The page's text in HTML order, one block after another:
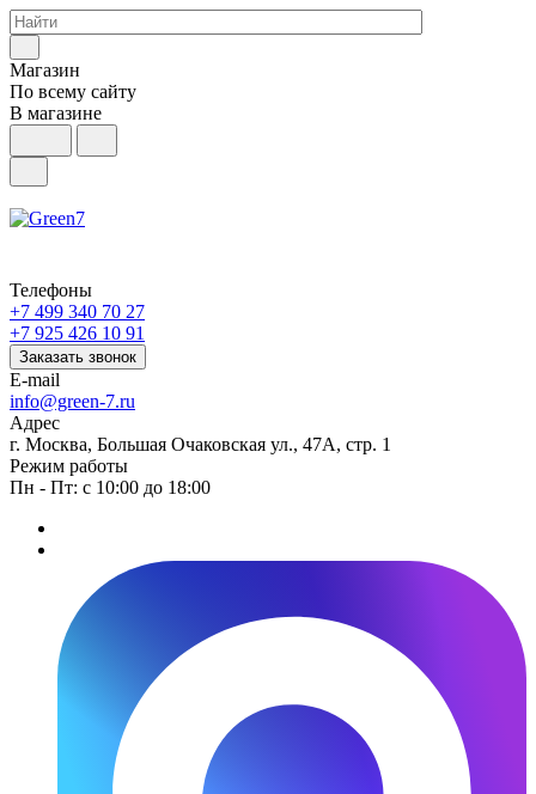
Магазин
По всему сайту
В магазине
Телефоны
+7 499 340 70 27
+7 925 426 10 91
Заказать звонок
E-mail
info@green-7.ru
Адрес
г. Москва, Большая Очаковская ул., 47А, стр. 1
Режим работы
Пн - Пт: с 10:00 до 18:00